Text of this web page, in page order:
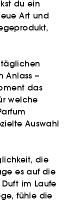
du ein
Art und
Anlass –
das
welche
Auswahl
die
es auf die
im Laufe
fühle die